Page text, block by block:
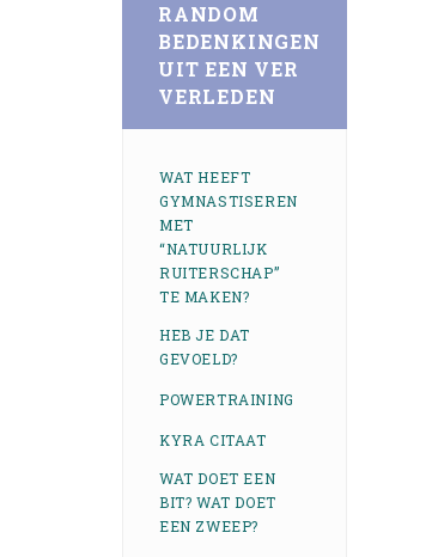
RANDOM
BEDENKINGEN
UIT EEN VER
VERLEDEN
WAT HEEFT
GYMNASTISEREN
MET
“NATUURLIJK
RUITERSCHAP”
TE MAKEN?
HEB JE DAT
GEVOELD?
POWERTRAINING
KYRA CITAAT
WAT DOET EEN
BIT? WAT DOET
EEN ZWEEP?